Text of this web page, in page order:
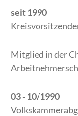
seit 1990
Mitglied in der
03 - 10/1990